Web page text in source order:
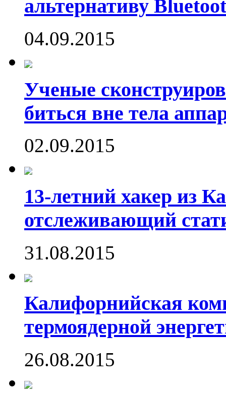
альтернативу
04.09.2015
Ученые
биться вне тела
02.09.2015
13-летний хакер из
отслеживающий
31.08.2015
Калифорнийская
термоядерной
26.08.2015